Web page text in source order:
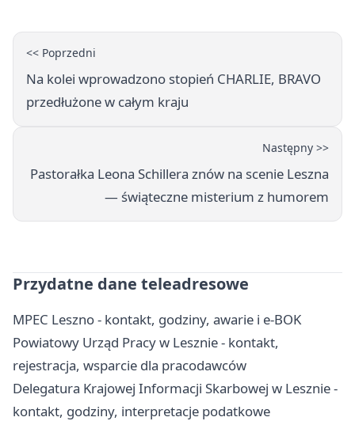
<< Poprzedni
Na kolei wprowadzono stopień CHARLIE, BRAVO
przedłużone w całym kraju
Następny >>
Pastorałka Leona Schillera znów na scenie Leszna
— świąteczne misterium z humorem
Przydatne dane teleadresowe
MPEC Leszno - kontakt, godziny, awarie i e-BOK
Powiatowy Urząd Pracy w Lesznie - kontakt,
rejestracja, wsparcie dla pracodawców
Delegatura Krajowej Informacji Skarbowej w Lesznie -
kontakt, godziny, interpretacje podatkowe